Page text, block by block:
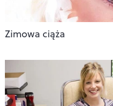
Zimowa ciąża